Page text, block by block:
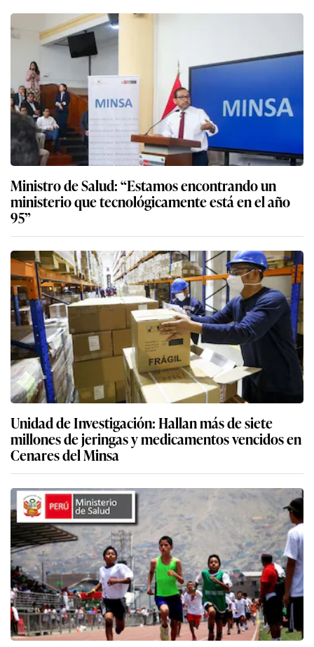
Ministro de Salud: “Estamos encontrando un
ministerio que tecnológicamente está en el año
95”
Unidad de Investigación: Hallan más de siete
millones de jeringas y medicamentos vencidos en
Cenares del Minsa